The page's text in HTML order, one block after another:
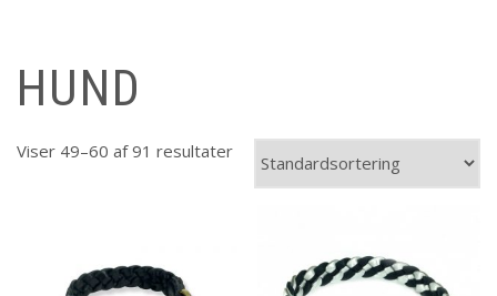
HUND
Viser 49–60 af 91 resultater